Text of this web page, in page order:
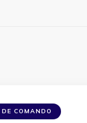
COMANDO